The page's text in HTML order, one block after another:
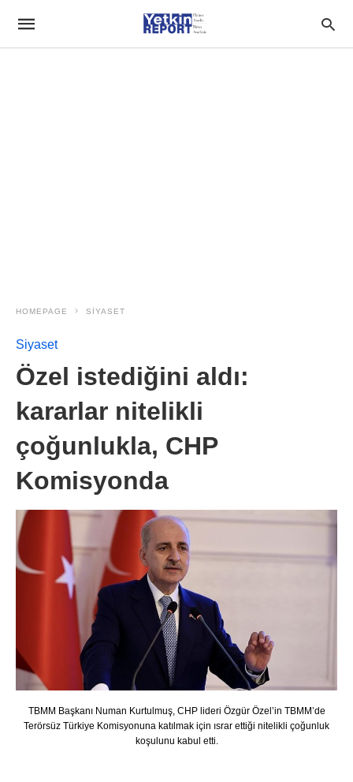
HOMEPAGE SIYASET
Siyaset
Özel istediğini aldı:
kararlar nitelikli
çoğunlukla, CHP
Komisyonda
TBMM Başkanı Numan Kurtulmuş, CHP lideri Özgür Özel’in TBMM’de
Terörsüz Türkiye Komisyonuna katılmak için ısrar ettiği nitelikli çoğunluk
koşulunu kabul etti.